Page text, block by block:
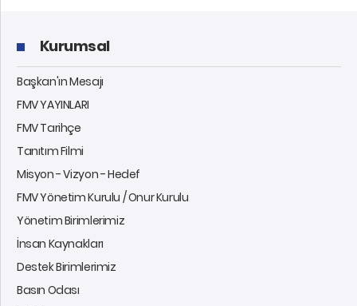
Kurumsal
Başkan'ın Mesajı
FMV YAYINLARI
FMV Tarihçe
Tanıtım Filmi
Misyon - Vizyon - Hedef
FMV Yönetim Kurulu / Onur Kurulu
Yönetim Birimlerimiz
İnsan Kaynakları
Destek Birimlerimiz
Basın Odası